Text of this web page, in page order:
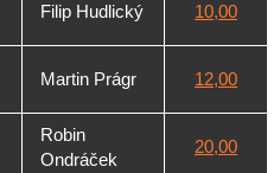
Filip Hudlický 10,00
Martin Prágr 12,00
Robin
Ondráček
20,00